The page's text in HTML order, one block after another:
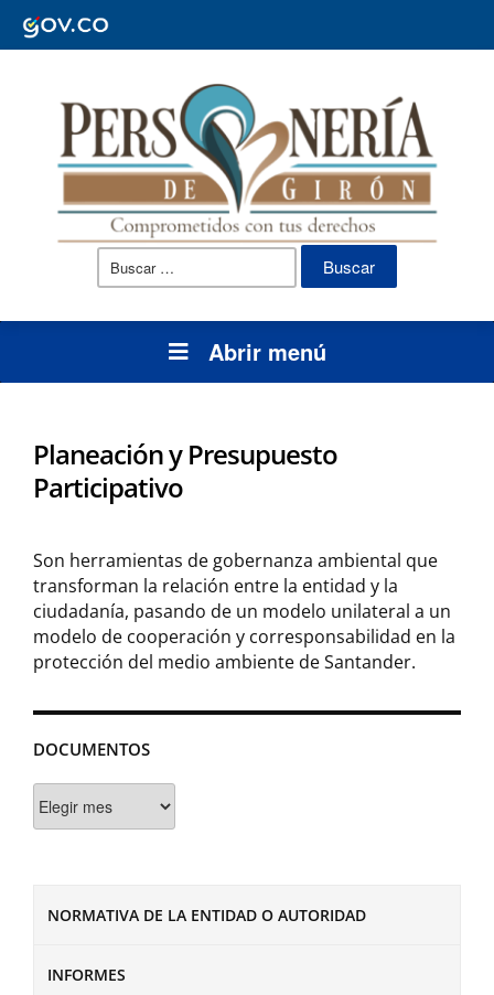
Buscar:
Abrir menú
DOCUMENTOS
NORMATIVA DE LA ENTIDAD O AUTORIDAD
INFORMES
Planeación y Presupuesto
Participativo
Son herramientas de gobernanza ambiental que
transforman la relación entre la entidad y la
ciudadanía, pasando de un modelo unilateral a un
modelo de cooperación y corresponsabilidad en la
protección del medio ambiente de Santander.